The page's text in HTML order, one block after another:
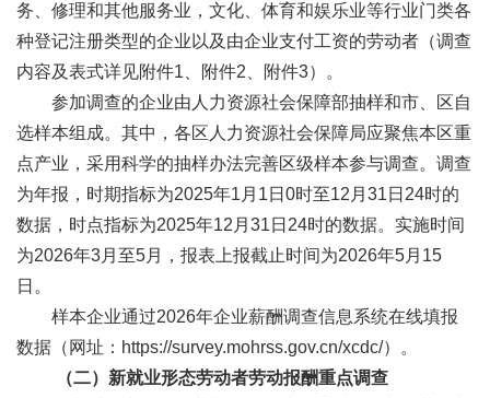
务、修理和其他服务业，文化、体育和娱乐业等行业门类各
种登记注册类型的企业以及由企业支付工资的劳动者（调查
内容及表式详见附件1、附件2、附件3）。
参加调查的企业由人力资源社会保障部抽样和市、区自
选样本组成。其中，各区人力资源社会保障局应聚焦本区重
点产业，采用科学的抽样办法完善区级样本参与调查。调查
为年报，时期指标为2025年1月1日0时至12月31日24时的
数据，时点指标为2025年12月31日24时的数据。实施时间
为2026年3月至5月，报表上报截止时间为2026年5月15
日。
样本企业通过2026年企业薪酬调查信息系统在线填报
数据（网址：https://survey.mohrss.gov.cn/xcdc/）。
（二）新就业形态劳动者劳动报酬重点调查